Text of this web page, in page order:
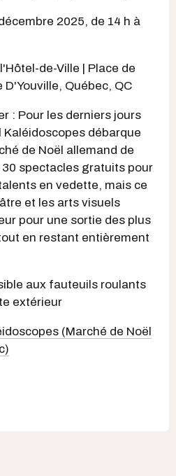
2025, de 14 h à
de-Ville | Place de
D'Youville, Québec, QC
: Pour les derniers jours
débarque
de Noël allemand de
spectacles gratuits pour
en vedette, mais ce
et les arts visuels
pour une sortie des plus
en restant entièrement
aux fauteuils roulants
extérieur
(Marché de Noël